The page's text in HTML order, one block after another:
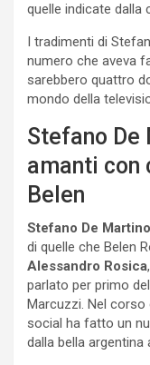
quelle indicate dalla
I tradimenti di
numero che aveva
sarebbero quattro
mondo della
Stefano
amanti con
Belen
Stefano De
di quelle che Belen
Alessandro Rosica
parlato per primo
Marcuzzi. Nel corso
social ha fatto un
dalla bella argentina